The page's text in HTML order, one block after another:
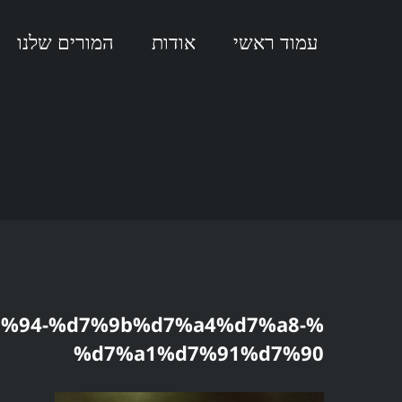
עמוד ראשי אודות המורים שלנו
%d7%9b%d7%a4%d7%a8-
%d7%a1%d7%91%d7%90